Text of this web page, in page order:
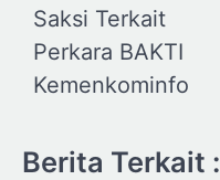
Saksi Terkait
Perkara BAKTI
Kemenkominfo
Berita Terkait :